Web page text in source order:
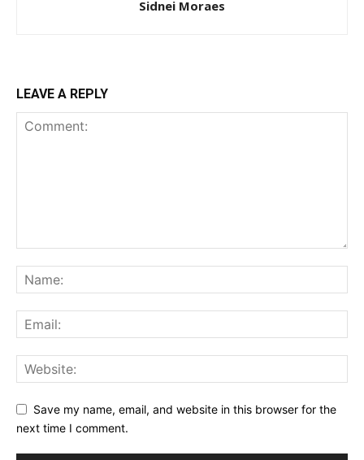
Sidnei Moraes
LEAVE A REPLY
Save my name, email, and website in this browser for the
next time I comment.